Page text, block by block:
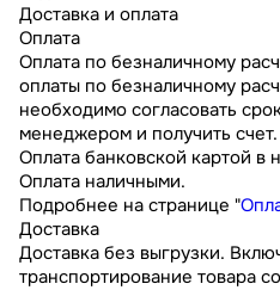
Доставка и оплата
Оплата
Оплата по безналичному
оплаты по безналичному
необходимо согласовать
менеджером и получить счет.
Оплата банковской картой
Оплата наличными.
Подробнее на странице "
Доставка
Доставка без выгрузки.
транспортирование товара